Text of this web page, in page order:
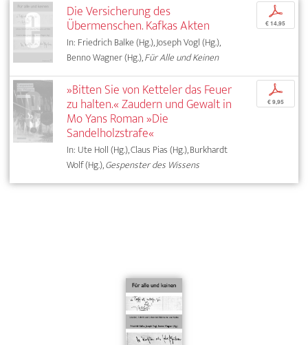
Die Versicherung des
Übermenschen. Kafkas Akten
In: Friedrich Balke (Hg.), Joseph Vogl (Hg.),
Benno Wagner (Hg.),Für Alle und Keinen
p
€ 14,95
»Bitten Sie von Ketteler das Feuer
zu halten.« Zaudern und Gewalt in
Mo Yans Roman »Die
Sandelholzstrafe«
In: Ute Holl (Hg.), Claus Pias (Hg.), Burkhardt
Wolf (Hg.),Gespenster des Wissens
p
€ 9,95